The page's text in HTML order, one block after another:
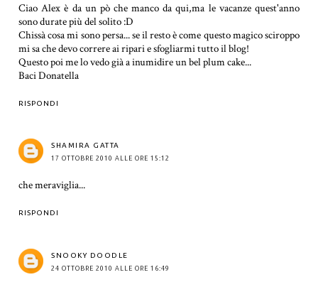
Ciao Alex è da un pò che manco da qui,ma le vacanze quest'anno
sono durate più del solito :D
Chissà cosa mi sono persa... se il resto è come questo magico sciroppo
mi sa che devo correre ai ripari e sfogliarmi tutto il blog!
Questo poi me lo vedo già a inumidire un bel plum cake...
Baci Donatella
RISPONDI
SHAMIRA GATTA
17 OTTOBRE 2010 ALLE ORE 15:12
che meraviglia...
RISPONDI
SNOOKY DOODLE
24 OTTOBRE 2010 ALLE ORE 16:49